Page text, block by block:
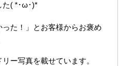
た( *･ω･)*
った！」とお客様からお褒め
ー写真を載せています。